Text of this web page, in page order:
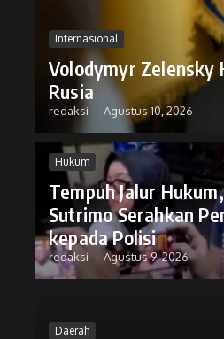
Internasional
Volodymyr Zelensky
Rusia
redaksi Agustus 10, 2026
Hukum
Tempuh Jalur
Sutrimo Serahkan
kepada Polisi
redaksi Agustus 9, 2026
Daerah